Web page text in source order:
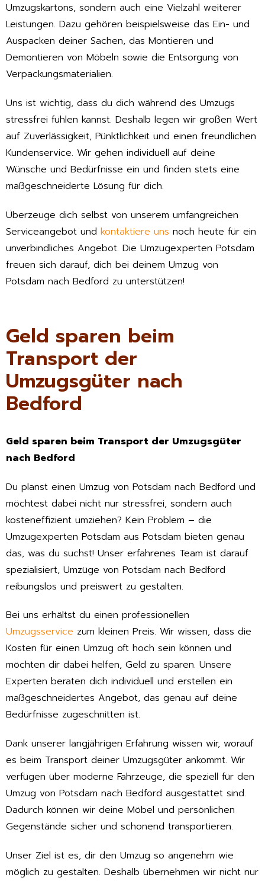
Umzugskartons, sondern auch eine Vielzahl weiterer
Leistungen. Dazu gehören beispielsweise das Ein- und
Auspacken deiner Sachen, das Montieren und
Demontieren von Möbeln sowie die Entsorgung von
Verpackungsmaterialien.
Uns ist wichtig, dass du dich während des Umzugs
stressfrei fühlen kannst. Deshalb legen wir großen Wert
auf Zuverlässigkeit, Pünktlichkeit und einen freundlichen
Kundenservice. Wir gehen individuell auf deine
Wünsche und Bedürfnisse ein und finden stets eine
maßgeschneiderte Lösung für dich.
Überzeuge dich selbst von unserem umfangreichen
Serviceangebot und kontaktiere uns noch heute für ein
unverbindliches Angebot. Die Umzugexperten Potsdam
freuen sich darauf, dich bei deinem Umzug von
Potsdam nach Bedford zu unterstützen!
Geld sparen beim
Transport der
Umzugsgüter nach
Bedford
Geld sparen beim Transport der Umzugsgüter
nach Bedford
Du planst einen Umzug von Potsdam nach Bedford und
möchtest dabei nicht nur stressfrei, sondern auch
kosteneffizient umziehen? Kein Problem – die
Umzugexperten Potsdam aus Potsdam bieten genau
das, was du suchst! Unser erfahrenes Team ist darauf
spezialisiert, Umzüge von Potsdam nach Bedford
reibungslos und preiswert zu gestalten.
Bei uns erhältst du einen professionellen
Umzugsservice zum kleinen Preis. Wir wissen, dass die
Kosten für einen Umzug oft hoch sein können und
möchten dir dabei helfen, Geld zu sparen. Unsere
Experten beraten dich individuell und erstellen ein
maßgeschneidertes Angebot, das genau auf deine
Bedürfnisse zugeschnitten ist.
Dank unserer langjährigen Erfahrung wissen wir, worauf
es beim Transport deiner Umzugsgüter ankommt. Wir
verfügen über moderne Fahrzeuge, die speziell für den
Umzug von Potsdam nach Bedford ausgestattet sind.
Dadurch können wir deine Möbel und persönlichen
Gegenstände sicher und schonend transportieren.
Unser Ziel ist es, dir den Umzug so angenehm wie
möglich zu gestalten. Deshalb übernehmen wir nicht nur